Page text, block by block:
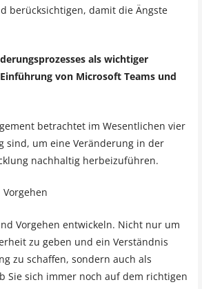
berücksichtigen, damit die Ängste
als wichtiger
von Microsoft Teams und
betrachtet im Wesentlichen vier
sind, um eine Veränderung in der
nachhaltig herbeizuführen.
Vorgehen entwickeln. Nicht nur um
zu geben und ein Verständnis
zu schaffen, sondern auch als
Sie sich immer noch auf dem richtigen